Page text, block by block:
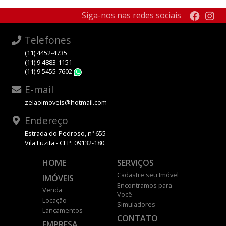
Siga-nos nas redes sociais
Telefones
(11) 4452-4735
(11) 9 4883-1151
(11) 9 5455-7602
E-mail
zelaoimoveis@hotmail.com
Endereço
Estrada do Pedroso, nº 655
Vila Luzita - CEP: 09132-180
HOME
IMÓVEIS
Venda
Locação
Lançamentos
SERVIÇOS
Cadastre seu Imóvel
Encontramos para
Você
Simuladores
CONTATO